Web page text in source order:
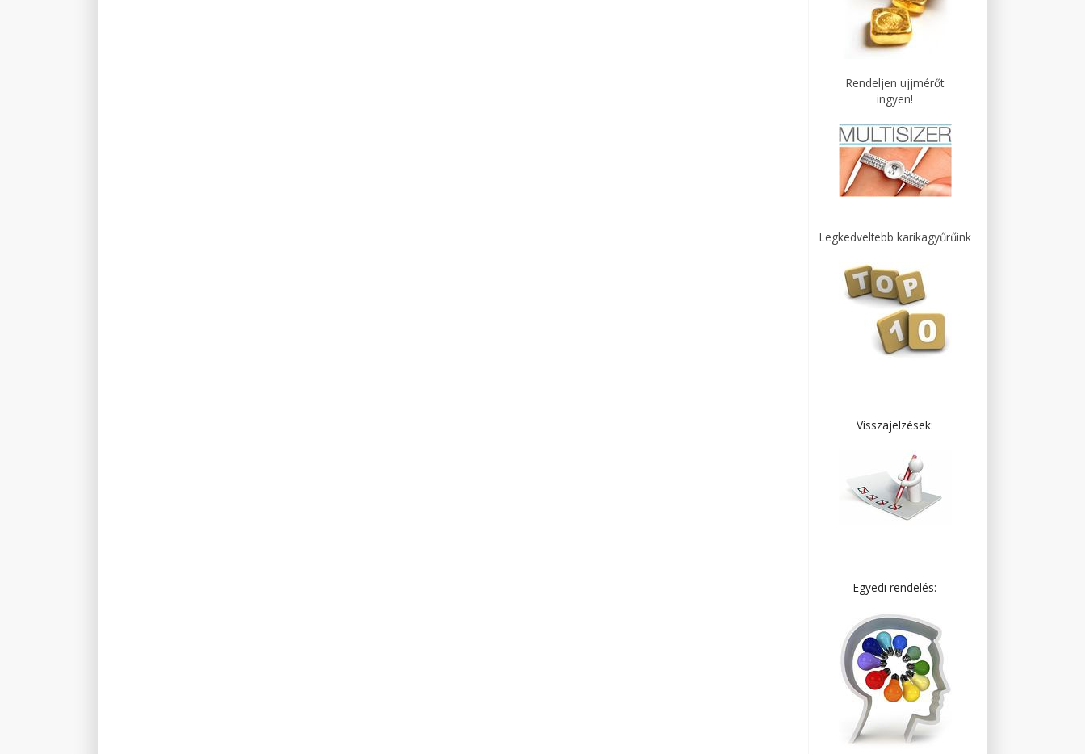
Rendeljen ujjmérőt
ingyen!
Legkedveltebb karikagyűrűink
Visszajelzések:
Egyedi rendelés: